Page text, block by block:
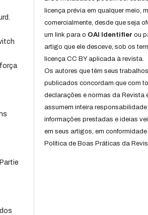
força
licença prévia em qualquer meio,
comercialmente, desde que seja
um link para o OAI Identifier ou
artigo que ele desceve, sob os
licença CC BY aplicada à revista.
Os autores que têm seus trabalhos
publicados concordam que com
declarações e normas da Revista
assumem inteira responsabilidade
informações prestadas e ideias
em seus artigos, em
Política de Boas Práticas da